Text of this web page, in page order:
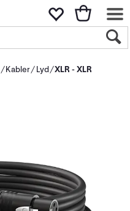
Kabler Lyd XLR - XLR